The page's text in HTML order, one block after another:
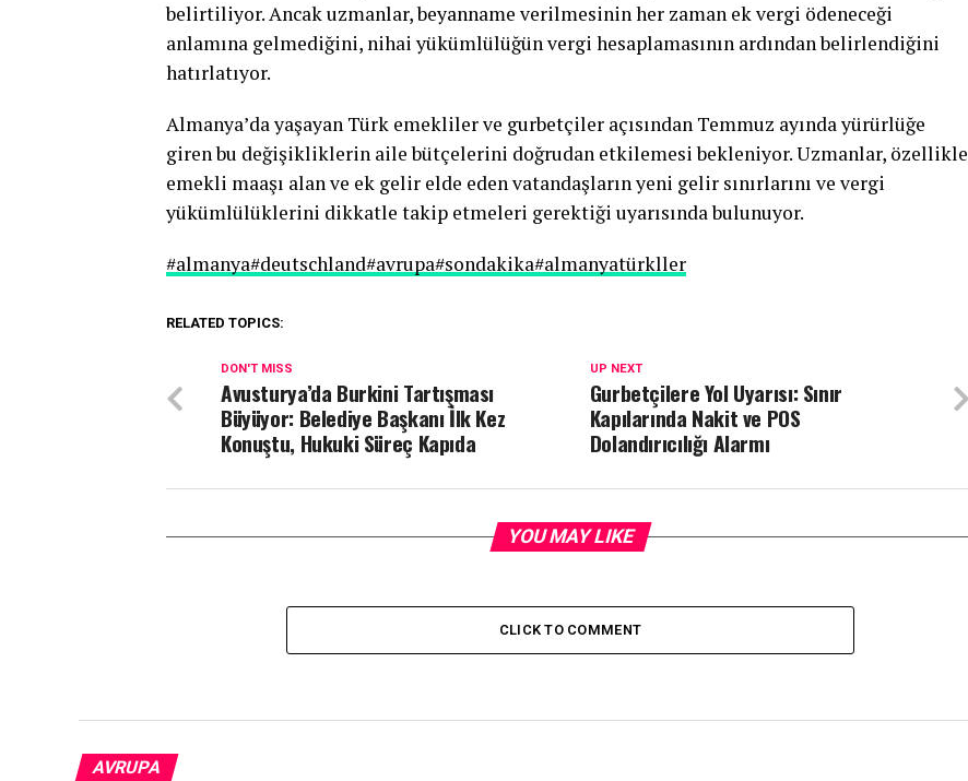
belirtiliyor. Ancak uzmanlar, beyanname verilmesinin her zaman ek vergi ödeneceği
anlamına gelmediğini, nihai yükümlülüğün vergi hesaplamasının ardından belirlendiğini
hatırlatıyor.
Almanya’da yaşayan Türk emekliler ve gurbetçiler açısından Temmuz ayında yürürlüğe
giren bu değişikliklerin aile bütçelerini doğrudan etkilemesi bekleniyor. Uzmanlar, özellikle
emekli maaşı alan ve ek gelir elde eden vatandaşların yeni gelir sınırlarını ve vergi
yükümlülüklerini dikkatle takip etmeleri gerektiği uyarısında bulunuyor.
#almanya#deutschland#avrupa#sondakika#almanyatürkller
RELATED TOPICS:
UP NEXT
Gurbetçilere Yol Uyarısı: Sınır
Kapılarında Nakit ve POS
Dolandırıcılığı Alarmı
DON'T MISS
Avusturya’da Burkini Tartışması
Büyüyor: Belediye Başkanı İlk Kez
Konuştu, Hukuki Süreç Kapıda
YOU MAY LIKE
CLICK TO COMMENT
AVRUPA